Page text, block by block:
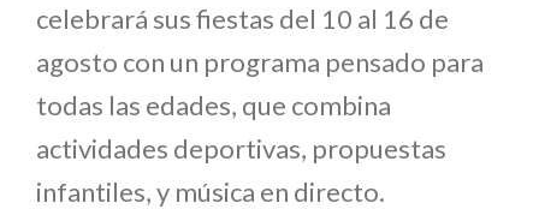
celebrará sus fiestas del 10 al 16 de
agosto con un programa pensado para
todas las edades, que combina
actividades deportivas, propuestas
infantiles, y música en directo.